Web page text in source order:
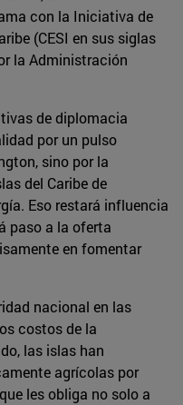
con la Iniciativa de
(CESI en sus siglas
la Administración
de diplomacia
por un pulso
sino por la
del Caribe de
Eso restará influencia
paso a la oferta
en fomentar
nacional en las
costos de la
las islas han
agrícolas por
les obliga no solo a